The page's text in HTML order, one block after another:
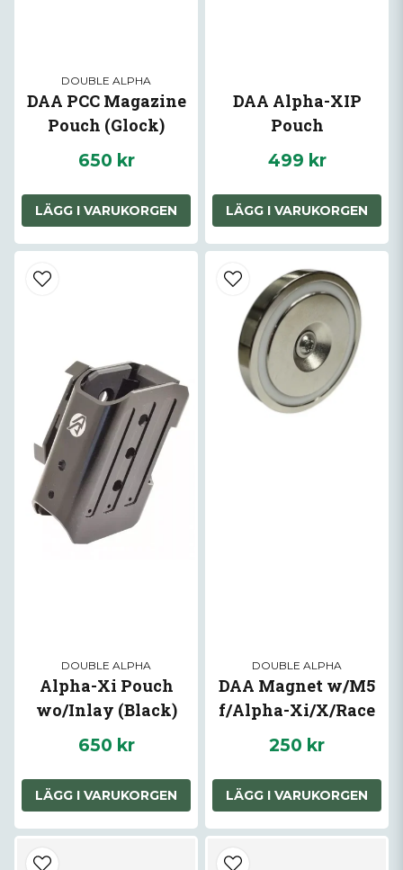
DOUBLE ALPHA
DAA PCC Magazine
Pouch (Glock)
650 kr
LÄGG I VARUKORGEN
DAA Alpha-XIP
Pouch
499 kr
LÄGG I VARUKORGEN
DOUBLE ALPHA
Alpha-Xi Pouch
wo/Inlay (Black)
DAA
650 kr
LÄGG I VARUKORGEN
DOUBLE ALPHA
DAA Magnet w/M5
f/Alpha-Xi/X/Race
Master
250 kr
LÄGG I VARUKORGEN